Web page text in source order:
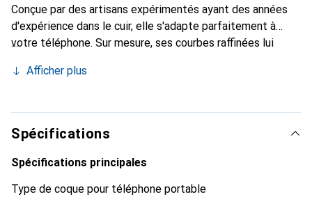
Conçue par des artisans expérimentés ayant des années
d'expérience dans le cuir, elle s'adapte parfaitement à
votre téléphone. Sur mesure, ses courbes raffinées lui
l'accessoire chic et indispensable pour votre smartphone.
ses produits de haute qualité et est un choix fiable pour
une clientèle exigeante.
Afficher plus
Spécifications
Spécifications principales
Type de coque pour téléphone portable